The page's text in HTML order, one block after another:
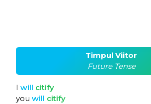
Timpul Viitor
Future Tense
I will citify
you will citify